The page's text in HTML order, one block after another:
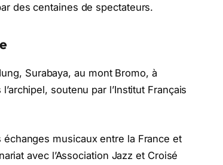
des centaines de spectateurs.
Surabaya, au mont Bromo, à
soutenu par l’Institut Français
musicaux entre la France et
avec l’Association Jazz et Croisé